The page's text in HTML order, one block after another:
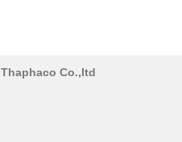
Thaphaco Co.,ltd